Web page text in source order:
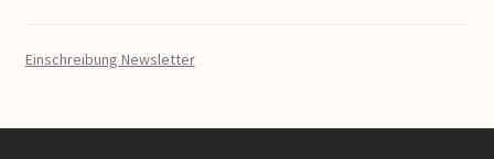
Einschreibung Newsletter